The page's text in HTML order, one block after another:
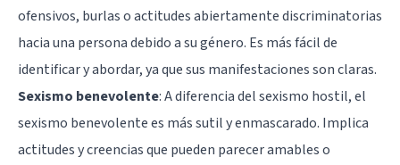
ofensivos, burlas o actitudes abiertamente discriminatorias
hacia una persona debido a su género. Es más fácil de
identificar y abordar, ya que sus manifestaciones son claras.
Sexismo benevolente: A diferencia del sexismo hostil, el
sexismo benevolente es más sutil y enmascarado. Implica
actitudes y creencias que pueden parecer amables o